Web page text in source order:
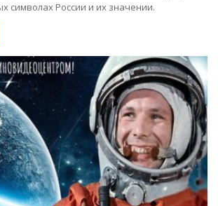
символах России и их значении.